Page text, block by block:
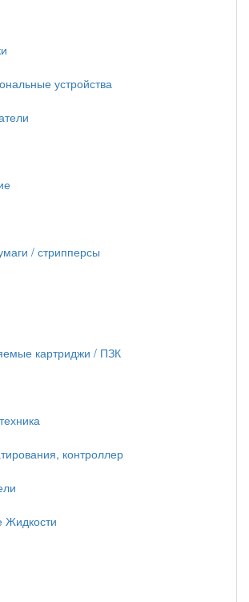
устройства
/ стрипперсы
картриджи / ПЗК
контроллер